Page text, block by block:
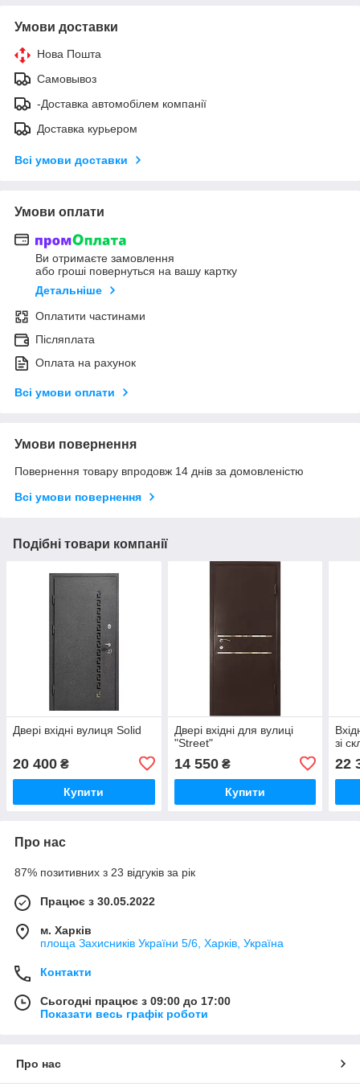
Умови доставки
Нова Пошта
Самовывоз
-Доставка автомобілем компанії
Доставка курьером
Всі умови доставки
Умови оплати
Ви отримаєте замовлення
або гроші повернуться на вашу картку
Детальніше
Оплатити частинами
Післяплата
Оплата на рахунок
Всі умови оплати
Умови повернення
Повернення товару впродовж 14 днів за домовленістю
Всі умови повернення
Подібні товари компанії
Двері вхідні вулиця Solid
20 400 ₴
Купити
Двері вхідні для вулиці
"Street"
14 550₴
Купити
зі
22
Про нас
87% позитивних з 23 відгуків за рік
Працює з 30.05.2022
м. Харків
площа Захисників України 5/6, Харків, Україна
Контакти
Сьогодні працює з 09:00 до 17:00
Показати весь графік роботи
Про нас